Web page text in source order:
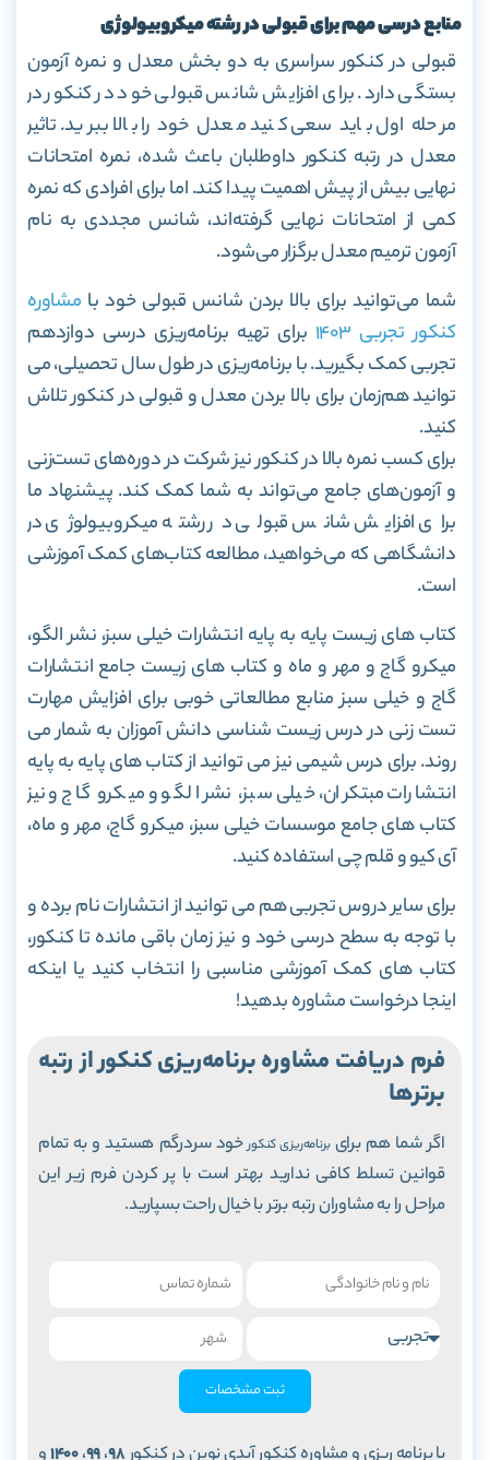
منابع درسی مهم برای قبولی در رشته میکروبیولوژی
قبولی در کنکور سراسری به دو بخش معدل و نمره آزمون
بستگی دارد. برای افزایش شانس قبولی خود در کنکور در
مرحله اول باید سعی کنید معدل خود را بالا ببرید. تاثیر
معدل در رتبه کنکور داوطلبان باعث شده، نمره امتحانات
نهایی بیش از پیش اهمیت پیدا کند. اما برای افرادی که نمره
کمی از امتحانات نهایی گرفته‌اند، شانس مجددی به نام
آزمون ترمیم معدل برگزار می‌شود.
شما می‌توانید برای بالا بردن شانس قبولی خود با مشاوره
کنکور تجربی 1403
برای تهیه برنامه‌ریزی درسی دوازدهم
تجربی کمک بگیرید. با برنامه‌ریزی در طول سال تحصیلی، می
توانید هم‌زمان برای بالا بردن معدل و قبولی در کنکور تلاش
کنید.
برای کسب نمره بالا در کنکور نیز شرکت در دوره‌های تست‌زنی
و آزمون‌های جامع می‌تواند به شما کمک کند. پیشنهاد ما
برای افزایش شانس قبولی در رشته میکروبیولوژی در
دانشگاهی که می‌خواهید، مطالعه کتاب‌های کمک آموزشی
است.
کتاب های زیست پایه به پایه انتشارات خیلی سبز، نشر الگو،
میکرو گاج و مهر و ماه و کتاب های زیست جامع انتشارات
گاج و خیلی سبز منابع مطالعاتی خوبی برای افزایش مهارت
تست زنی در درس زیست شناسی دانش آموزان به شمار می
روند. برای درس شیمی نیز می توانید از کتاب های پایه به پایه
انتشارات مبتکران، خیلی سبز، نشر الگو و میکرو گاج و نیز
کتاب های جامع موسسات خیلی سبز، میکرو گاج، مهر و ماه،
آی کیو و قلم چی استفاده کنید.
برای سایر دروس تجربی هم می توانید از انتشارات نام برده و
با توجه به سطح درسی خود و نیز زمان باقی مانده تا کنکور،
کتاب های کمک آموزشی مناسبی را انتخاب کنید یا اینکه
اینجا درخواست مشاوره بدهید!
فرم دریافت مشاورهبرنامه‌ریزی کنکوراز رتبه
برترها
اگر شما هم برایبرنامه‌ریزی کنکورخود سردرگم هستید و به تمام
قوانین تسلط کافی ندارید بهتر است با پر کردن فرم زیر این
مراحل را به مشاوران رتبه برتر با خیال راحت بسپارید.
ثبت مشخصات